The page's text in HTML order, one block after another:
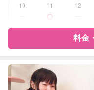
定期予約
10
11 12
料金
特徴 料金